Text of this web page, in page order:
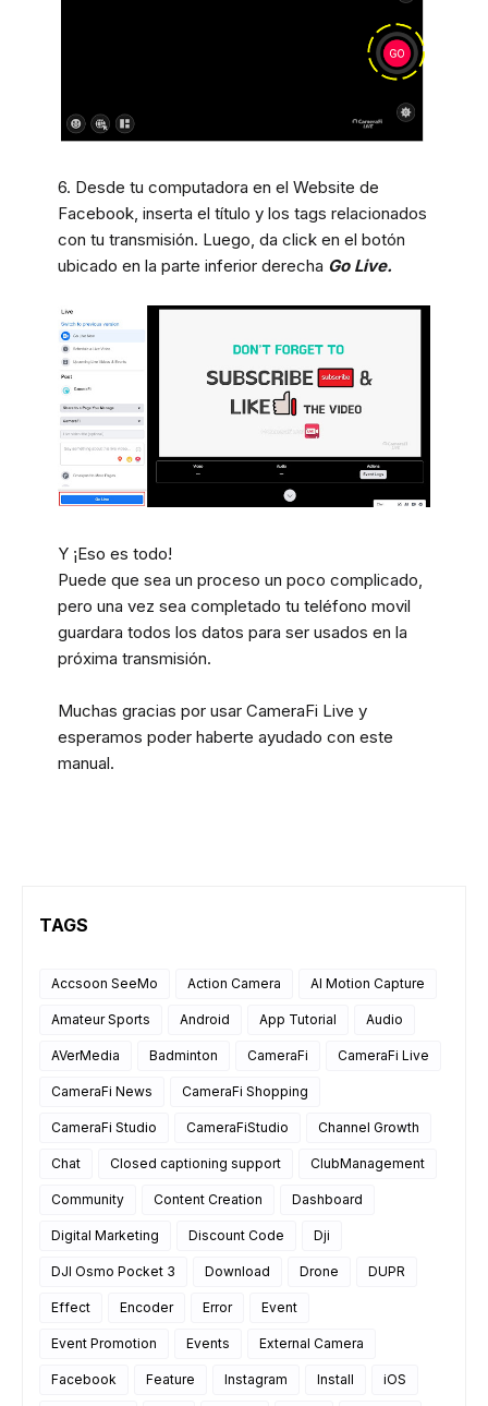
6. Desde tu computadora en el Website de
Facebook, inserta el título y los tags relacionados
con tu transmisión. Luego, da click en el botón
ubicado en la parte inferior derecha Go Live.
Y ¡Eso es todo!
Puede que sea un proceso un poco complicado,
pero una vez sea completado tu teléfono movil
guardara todos los datos para ser usados en la
próxima transmisión.
Muchas gracias por usar CameraFi Live y
esperamos poder haberte ayudado con este
manual.
TAGS
Accsoon SeeMo Action Camera AI Motion Capture
Amateur Sports Android App Tutorial Audio
AVerMedia Badminton CameraFi CameraFi Live
CameraFi News CameraFi Shopping
CameraFi Studio CameraFiStudio Channel Growth
Chat Closed captioning support ClubManagement
Community Content Creation Dashboard
Digital Marketing Discount Code Dji
DJI Osmo Pocket 3 Download Drone DUPR
Effect Encoder Error Event
Event Promotion Events External Camera
Facebook Feature Instagram Install iOS